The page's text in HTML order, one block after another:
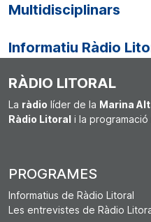
Multidisciplinars
Informatiu Ràdio
RÀDIO LITORAL
La ràdio líder de la Marina
Ràdio Litoral i la
PROGRAMES
Informatius de Ràdio Litoral
Les entrevistes de Ràdio